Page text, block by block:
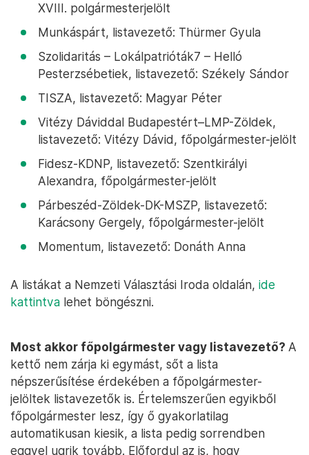
XVIII. polgármesterjelölt
Munkáspárt, listavezető: Thürmer Gyula
Szolidaritás – Lokálpatrióták7 – Helló
Pesterzsébetiek, listavezető: Székely Sándor
TISZA, listavezető: Magyar Péter
Vitézy Dáviddal Budapestért–LMP-Zöldek,
listavezető: Vitézy Dávid, főpolgármester-jelölt
Fidesz-KDNP, listavezető: Szentkirályi
Alexandra, főpolgármester-jelölt
Párbeszéd-Zöldek-DK-MSZP, listavezető:
Karácsony Gergely, főpolgármester-jelölt
Momentum, listavezető: Donáth Anna
A listákat a Nemzeti Választási Iroda oldalán, ide
kattintva lehet böngészni.
Most akkor főpolgármester vagy listavezető? A
kettő nem zárja ki egymást, sőt a lista
népszerűsítése érdekében a főpolgármester-
jelöltek listavezetők is. Értelemszerűen egyikből
főpolgármester lesz, így ő gyakorlatilag
automatikusan kiesik, a lista pedig sorrendben
eggyel ugrik tovább. Előfordul az is, hogy